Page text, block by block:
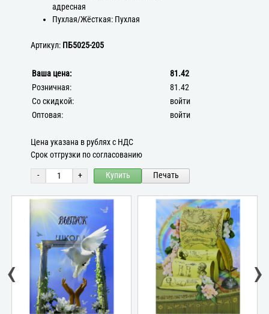
адресная
Пухлая/Жёсткая: Пухлая
Артикул: ПБ5025-205
Ваша цена:
81.42
Розничная:
81.42
Со скидкой:
войти
Оптовая:
войти
Цена указана в рублях с НДС
Срок отгрузки по согласованию
- + Купить Печать
‹ ›